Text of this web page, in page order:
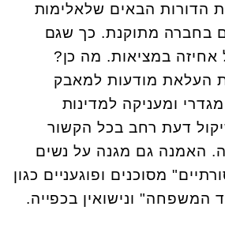
הדורות הבאים שלאלימות
בחברה מתוקנת. כך שגם
אחיזה במציאות. מה כן?
העלאת מודעות למאבק
מגדרי ומעניקה למדינות
דעת רחב בכל הקשור
האמנה גם מגנה על נשים
מסוכנים ופוגעניים כגון
המשפחה" ונישואין בכפייה.